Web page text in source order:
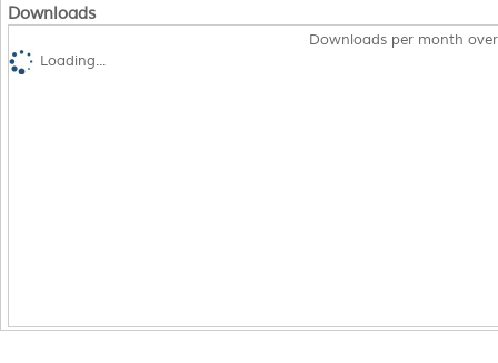
Downloads
Downloads per month
Loading...